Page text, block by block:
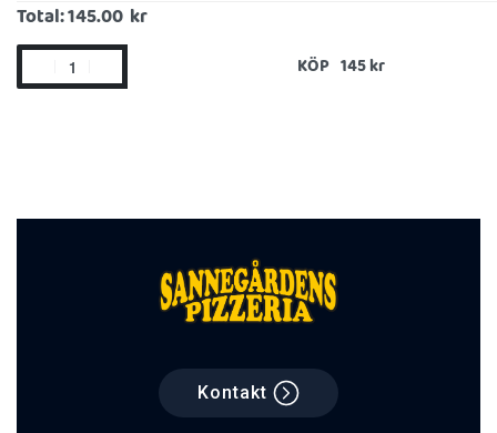
Total:145.00 kr
KÖP
Kontakt